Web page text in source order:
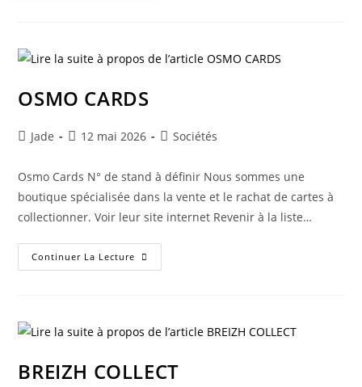
OSMO CARDS
Jade 12 mai 2026 Sociétés
Osmo Cards N° de stand à définir Nous sommes une
boutique spécialisée dans la vente et le rachat de cartes à
collectionner. Voir leur site internet Revenir à la liste…
Continuer La Lecture
BREIZH COLLECT